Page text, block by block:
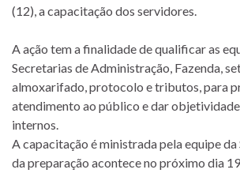
(12), a capacitação dos servidores.
A ação tem a finalidade de qualificar as
Secretarias de Administração, Fazenda,
almoxarifado, protocolo e tributos, para
atendimento ao público e dar
internos.
A capacitação é ministrada pela equipe da
da preparação acontece no próximo dia